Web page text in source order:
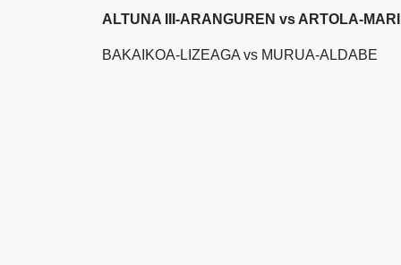
ALTUNA III-ARANGUREN vs ARTOLA-
BAKAIKOA-LIZEAGA vs MURUA-ALDABE